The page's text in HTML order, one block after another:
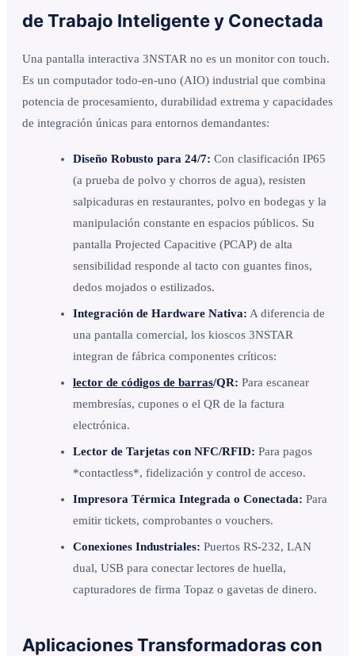
de Trabajo Inteligente y Conectada
Una pantalla interactiva 3NSTAR no es un monitor con touch.
Es un computador todo-en-uno (AIO) industrial que combina
potencia de procesamiento, durabilidad extrema y capacidades
de integración únicas para entornos demandantes:
Diseño Robusto para 24/7: Con clasificación IP65
(a prueba de polvo y chorros de agua), resisten
salpicaduras en restaurantes, polvo en bodegas y la
manipulación constante en espacios públicos. Su
pantalla Projected Capacitive (PCAP) de alta
sensibilidad responde al tacto con guantes finos,
dedos mojados o estilizados.
Integración de Hardware Nativa: A diferencia de
una pantalla comercial, los kioscos 3NSTAR
integran de fábrica componentes críticos:
lector de códigos de barras/QR: Para escanear
membresías, cupones o el QR de la factura
electrónica.
Lector de Tarjetas con NFC/RFID: Para pagos
*contactless*, fidelización y control de acceso.
Impresora Térmica Integrada o Conectada: Para
emitir tickets, comprobantes o vouchers.
Conexiones Industriales: Puertos RS-232, LAN
dual, USB para conectar lectores de huella,
capturadores de firma Topaz o gavetas de dinero.
Aplicaciones Transformadoras con